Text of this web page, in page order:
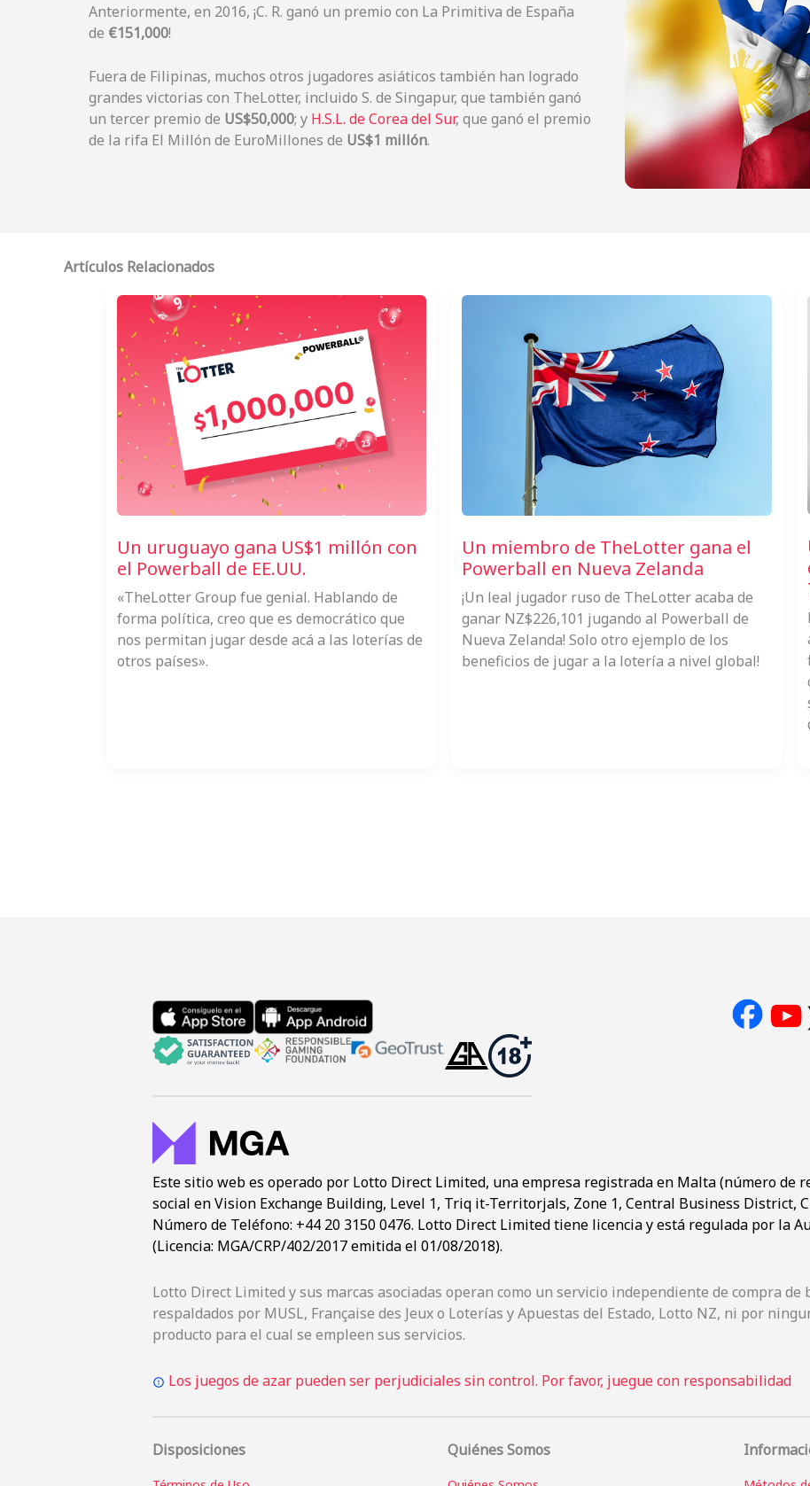
Anteriormente, en 2016, ¡C. R. ganó un premio con La Primitiva de España
de €151,000!
Fuera de Filipinas, muchos otros jugadores asiáticos también han logrado
grandes victorias con TheLotter, incluido S. de Singapur, que también ganó
un tercer premio de US$50,000; y H.S.L. de Corea del Sur, que ganó el premio
de la rifa El Millón de EuroMillones de US$1 millón.
Artículos Relacionados
Un uruguayo gana US$1 millón con
el Powerball de EE.UU.
«TheLotter Group fue genial. Hablando de
forma política, creo que es democrático que
nos permitan jugar desde acá a las loterías de
otros países».
Un miembro de TheLotter gana el
Powerball en Nueva Zelanda
¡Un leal jugador ruso de TheLotter acaba de
ganar NZ$226,101 jugando al Powerball de
Nueva Zelanda! Solo otro ejemplo de los
beneficios de jugar a la lotería a nivel global!
Este sitio web es operado por Lotto Direct Limited, una empresa registrada en Malta (número de
social en Vision Exchange Building, Level 1, Triq it-Territorjals, Zone 1, Central Business District,
Número de Teléfono: +44 20 3150 0476. Lotto Direct Limited tiene licencia y está regulada por la
(Licencia: MGA/CRP/402/2017 emitida el 01/08/2018).
Lotto Direct Limited y sus marcas asociadas operan como un servicio independiente de compra de
respaldados por MUSL, Française des Jeux o Loterías y Apuestas del Estado, Lotto NZ, ni por
producto para el cual se empleen sus servicios.
Los juegos de azar pueden ser perjudiciales sin control. Por favor, juegue con responsabilidad
Disposiciones Quiénes Somos